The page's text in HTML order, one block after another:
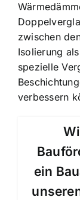
zwischen
Isolierung
spezielle
verbessern
ein